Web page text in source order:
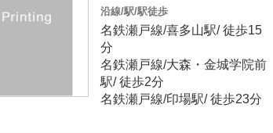
沿線/駅/駅徒歩
名鉄瀬戸線/喜多山駅/ 徒歩15
分
名鉄瀬戸線/大森・金城学院前
駅/ 徒歩2分
名鉄瀬戸線/印場駅/ 徒歩23分